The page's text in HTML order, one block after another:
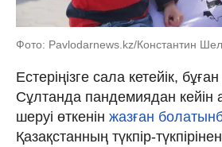
Фото: Pavlodarnews.kz/Константин
Естеріңізге сала кетейік,
Сұлтанда пандемиядан кейін
шеруі өткенін жазған
Қазақстанның түкпір-